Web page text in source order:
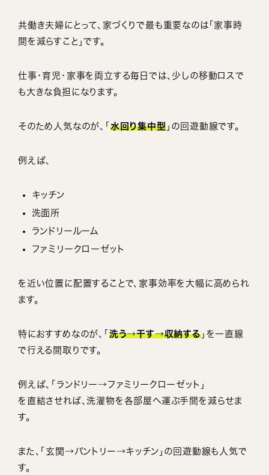
共働き夫婦にとって、家づくりで最も重要なのは「家事時
間を減らすこと」です。
仕事・育児・家事を両立する毎日では、少しの移動ロスで
も大きな負担になります。
そのため人気なのが、「 水回り集中型」の回遊動線です。
例えば、
キッチン
洗面所
ランドリールーム
ファミリークローゼット
を近い位置に配置することで、家事効率を大幅に高められ
ます。
特におすすめなのが、「 洗う→干す→収納する」を一直線
で行える間取りです。
例えば、「ランドリー→ファミリークローゼット」
を直結させれば、洗濯物を各部屋へ運ぶ手間を減らせま
す。
また、「玄関→パントリー→キッチン」の回遊動線も人気で
す。